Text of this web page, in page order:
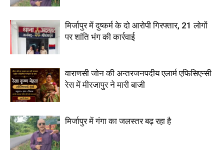
मिर्जापुर में दुष्कर्म के दो आरोपी गिरफ्तार, 21 लोगों
पर शांति भंग की कार्रवाई
वाराणसी जोन की अन्तरजनपदीय एलार्म एफिसिएन्सी
रेस में मीरजापुर ने मारी बाजी
मिर्जापुर में गंगा का जलस्तर बढ़ रहा है